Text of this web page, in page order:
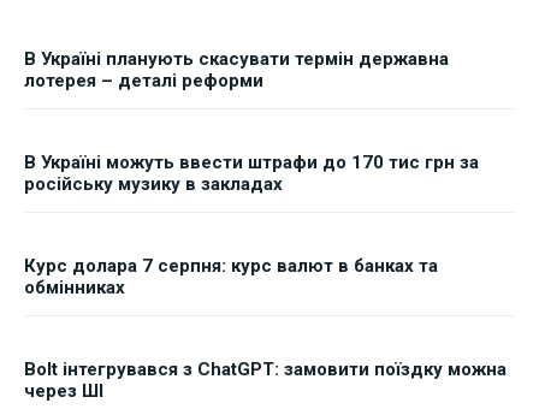
В Україні планують скасувати термін державна
лотерея – деталі реформи
В Україні можуть ввести штрафи до 170 тис грн за
російську музику в закладах
Курс долара 7 серпня: курс валют в банках та
обмінниках
Bolt інтегрувався з ChatGPT: замовити поїздку можна
через ШІ